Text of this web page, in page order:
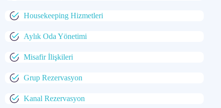
Housekeeping Hizmetleri
Aylık Oda Yönetimi
Misafir İlişkileri
Grup Rezervasyon
Kanal Rezervasyon